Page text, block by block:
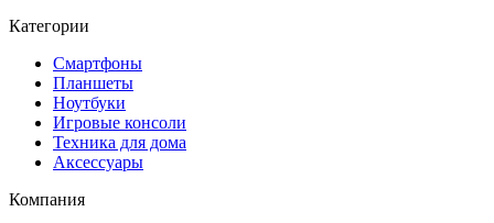
Категории
Смартфоны
Планшеты
Ноутбуки
Игровые консоли
Техника для дома
Аксессуары
Компания